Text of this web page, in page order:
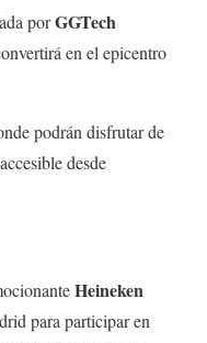
porGGTech
en el epicentro
podrán disfrutar de
desde
Heineken
para participar en